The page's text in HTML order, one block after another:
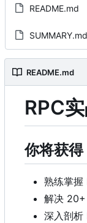
README.md
SUMMARY.md
README.md
RPC
你将获得
熟练掌握
解决 20+
深入剖析